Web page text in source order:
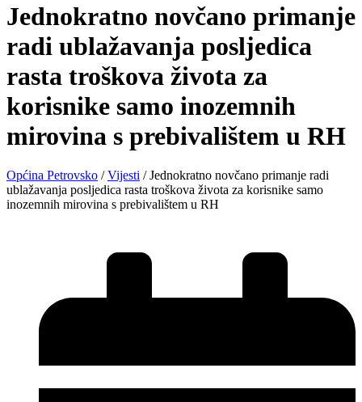
Jednokratno novčano primanje
radi ublažavanja posljedica
rasta troškova života za
korisnike samo inozemnih
mirovina s prebivalištem u RH
Općina Petrovsko /Vijesti /Jednokratno novčano primanje radi
ublažavanja posljedica rasta troškova života za korisnike samo
inozemnih mirovina s prebivalištem u RH